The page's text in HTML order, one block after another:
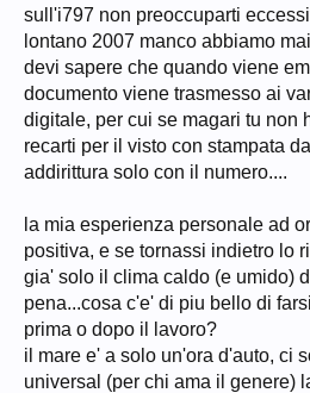
sull'i797 non preoccuparti
lontano 2007 manco abbiamo
devi sapere che quando viene
documento viene trasmesso ai
digitale, per cui se magari tu non
recarti per il visto con stampata
addirittura solo con il numero....
la mia esperienza personale ad
positiva, e se tornassi indietro lo
gia' solo il clima caldo (e umido)
pena...cosa c'e' di piu bello di
prima o dopo il lavoro?
il mare e' a solo un'ora d'auto, ci
universal (per chi ama il genere)